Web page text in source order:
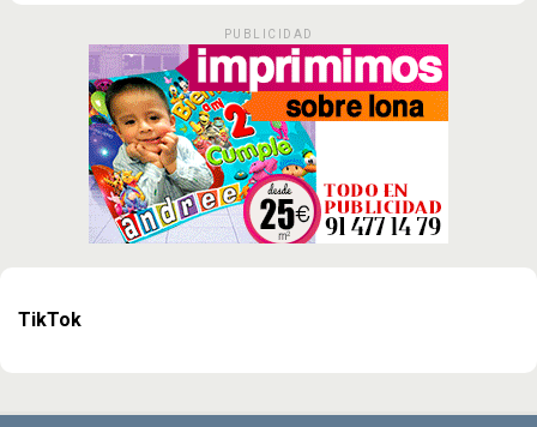
PUBLICIDAD
TikTok